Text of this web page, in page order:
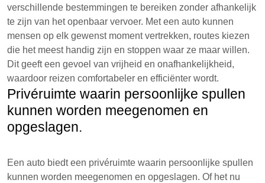
verschillende bestemmingen te bereiken zonder afhankelijk
te zijn van het openbaar vervoer. Met een auto kunnen
mensen op elk gewenst moment vertrekken, routes kiezen
die het meest handig zijn en stoppen waar ze maar willen.
Dit geeft een gevoel van vrijheid en onafhankelijkheid,
waardoor reizen comfortabeler en efficiënter wordt.
Privéruimte waarin persoonlijke spullen
kunnen worden meegenomen en
opgeslagen.
Een auto biedt een privéruimte waarin persoonlijke spullen
kunnen worden meegenomen en opgeslagen. Of het nu